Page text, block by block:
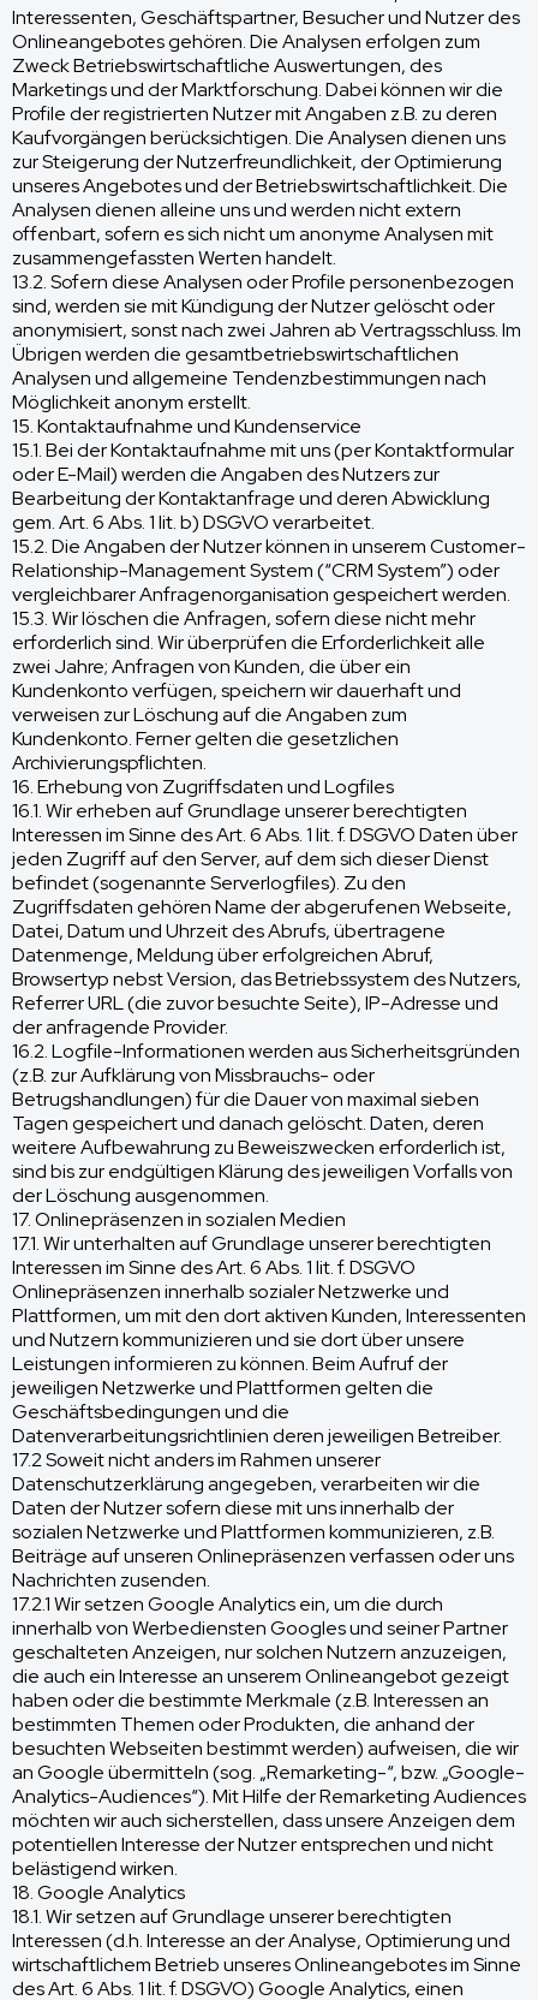
Interessenten, Geschäftspartner, Besucher und Nutzer des
Onlineangebotes gehören. Die Analysen erfolgen zum
Zweck Betriebswirtschaftliche Auswertungen, des
Marketings und der Marktforschung. Dabei können wir die
Profile der registrierten Nutzer mit Angaben z.B. zu deren
Kaufvorgängen berücksichtigen. Die Analysen dienen uns
zur Steigerung der Nutzerfreundlichkeit, der Optimierung
unseres Angebotes und der Betriebswirtschaftlichkeit. Die
Analysen dienen alleine uns und werden nicht extern
offenbart, sofern es sich nicht um anonyme Analysen mit
zusammengefassten Werten handelt.
13.2. Sofern diese Analysen oder Profile personenbezogen
sind, werden sie mit Kündigung der Nutzer gelöscht oder
anonymisiert, sonst nach zwei Jahren ab Vertragsschluss. Im
Übrigen werden die gesamtbetriebswirtschaftlichen
Analysen und allgemeine Tendenzbestimmungen nach
Möglichkeit anonym erstellt.
15. Kontaktaufnahme und Kundenservice
15.1. Bei der Kontaktaufnahme mit uns (per Kontaktformular
oder E-Mail) werden die Angaben des Nutzers zur
Bearbeitung der Kontaktanfrage und deren Abwicklung
gem. Art. 6 Abs. 1 lit. b) DSGVO verarbeitet.
15.2. Die Angaben der Nutzer können in unserem Customer-
Relationship-Management System (“CRM System”) oder
vergleichbarer Anfragenorganisation gespeichert werden.
15.3. Wir löschen die Anfragen, sofern diese nicht mehr
erforderlich sind. Wir überprüfen die Erforderlichkeit alle
zwei Jahre; Anfragen von Kunden, die über ein
Kundenkonto verfügen, speichern wir dauerhaft und
verweisen zur Löschung auf die Angaben zum
Kundenkonto. Ferner gelten die gesetzlichen
Archivierungspflichten.
16. Erhebung von Zugriffsdaten und Logfiles
16.1. Wir erheben auf Grundlage unserer berechtigten
Interessen im Sinne des Art. 6 Abs. 1 lit. f. DSGVO Daten über
jeden Zugriff auf den Server, auf dem sich dieser Dienst
befindet (sogenannte Serverlogfiles). Zu den
Zugriffsdaten gehören Name der abgerufenen Webseite,
Datei, Datum und Uhrzeit des Abrufs, übertragene
Datenmenge, Meldung über erfolgreichen Abruf,
Browsertyp nebst Version, das Betriebssystem des Nutzers,
Referrer URL (die zuvor besuchte Seite), IP-Adresse und
der anfragende Provider.
16.2. Logfile-Informationen werden aus Sicherheitsgründen
(z.B. zur Aufklärung von Missbrauchs- oder
Betrugshandlungen) für die Dauer von maximal sieben
Tagen gespeichert und danach gelöscht. Daten, deren
weitere Aufbewahrung zu Beweiszwecken erforderlich ist,
sind bis zur endgültigen Klärung des jeweiligen Vorfalls von
der Löschung ausgenommen.
17. Onlinepräsenzen in sozialen Medien
17.1. Wir unterhalten auf Grundlage unserer berechtigten
Interessen im Sinne des Art. 6 Abs. 1 lit. f. DSGVO
Onlinepräsenzen innerhalb sozialer Netzwerke und
Plattformen, um mit den dort aktiven Kunden, Interessenten
und Nutzern kommunizieren und sie dort über unsere
Leistungen informieren zu können. Beim Aufruf der
jeweiligen Netzwerke und Plattformen gelten die
Geschäftsbedingungen und die
Datenverarbeitungsrichtlinien deren jeweiligen Betreiber.
17.2 Soweit nicht anders im Rahmen unserer
Datenschutzerklärung angegeben, verarbeiten wir die
Daten der Nutzer sofern diese mit uns innerhalb der
sozialen Netzwerke und Plattformen kommunizieren, z.B.
Beiträge auf unseren Onlinepräsenzen verfassen oder uns
Nachrichten zusenden.
17.2.1 Wir setzen Google Analytics ein, um die durch
innerhalb von Werbediensten Googles und seiner Partner
geschalteten Anzeigen, nur solchen Nutzern anzuzeigen,
die auch ein Interesse an unserem Onlineangebot gezeigt
haben oder die bestimmte Merkmale (z.B. Interessen an
bestimmten Themen oder Produkten, die anhand der
besuchten Webseiten bestimmt werden) aufweisen, die wir
an Google übermitteln (sog. „Remarketing-“, bzw. „Google-
Analytics-Audiences“). Mit Hilfe der Remarketing Audiences
möchten wir auch sicherstellen, dass unsere Anzeigen dem
potentiellen Interesse der Nutzer entsprechen und nicht
belästigend wirken.
18. Google Analytics
18.1. Wir setzen auf Grundlage unserer berechtigten
Interessen (d.h. Interesse an der Analyse, Optimierung und
wirtschaftlichem Betrieb unseres Onlineangebotes im Sinne
des Art. 6 Abs. 1 lit. f. DSGVO) Google Analytics, einen